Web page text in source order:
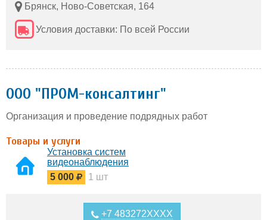
Брянск, Ново-Советская, 164
Условия доставки: По всей России
ООО "ПРОМ-консалтинг"
Организация и проведение подрядных работ
Товары и услуги
Установка систем
видеонаблюдения
5 000
1 шт
+7 483272XXXX